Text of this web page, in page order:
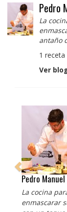
Pedro
La
antaño
1 receta
Ver
Pedro Manuel
La cocina
enmascarar